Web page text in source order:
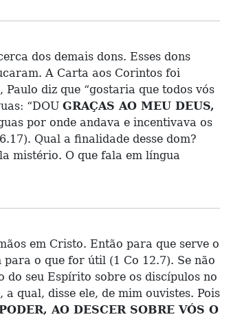
dos demais dons. Esses dons
A Carta aos Corintos foi
diz que “gostaria que todos vós
“DOU GRAÇAS AO MEU DEUS,
por onde andava e incentivava os
Qual a finalidade desse dom?
mistério. O que fala em língua
em Cristo. Então para que serve o
o que for útil (1 Co 12.7). Se não
do seu Espírito sobre os discípulos no
qual, disse ele, de mim ouvistes. Pois
AO DESCER SOBRE VÓS O